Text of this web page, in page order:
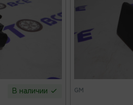
В наличии GM